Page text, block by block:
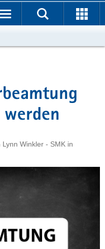
Lynn Winkler - SMK in